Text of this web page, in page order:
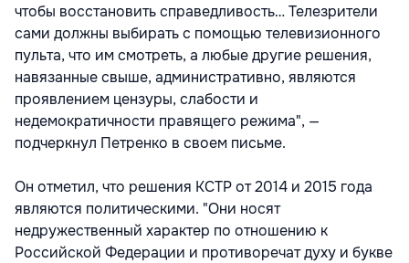
чтобы восстановить справедливость… Телезрители
сами должны выбирать с помощью телевизионного
пульта, что им смотреть, а любые другие решения,
навязанные свыше, административно, являются
проявлением цензуры, слабости и
недемократичности правящего режима", —
подчеркнул Петренко в своем письме.
Он отметил, что решения КСТР от 2014 и 2015 года
являются политическими. "Они носят
недружественный характер по отношению к
Российской Федерации и противоречат духу и букве